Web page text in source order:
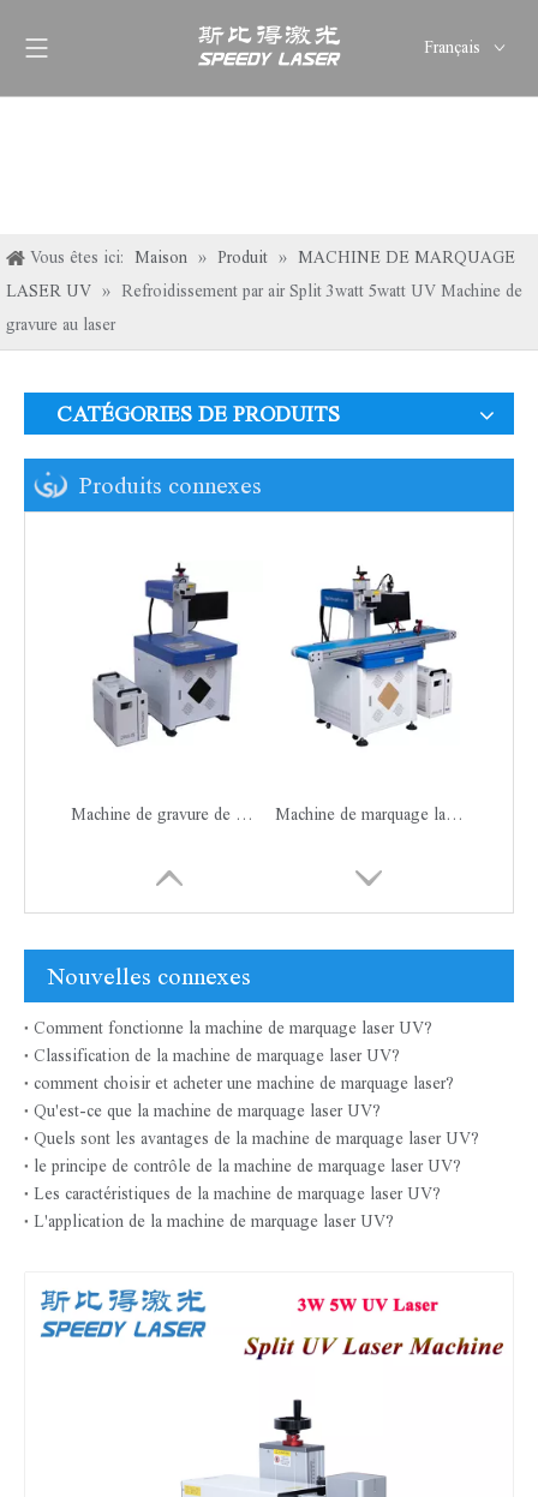
Français
Deutsch
Italiano
Vous êtes ici: Maison » Produit » MACHINE DE MARQUAGE
LASER UV »
Refroidissement par air Split 3watt 5watt UV Machine de
gravure au laser
CATÉGORIES DE PRODUITS
Produits connexes
Machine de gravure de marquage laser UV de bureau 5 watts Machine de marquage laser UV pour caméra CCD
machine de marquage laser UV volant avec convoyeur Machine de gravure laser à fibre chinoise 30W pour le métal
Nouvelles connexes
Comment fonctionne la machine de marquage laser UV?
Classification de la machine de marquage laser UV?
comment choisir et acheter une machine de marquage laser?
Qu'est-ce que la machine de marquage laser UV?
Quels sont les avantages de la machine de marquage laser UV?
le principe de contrôle de la machine de marquage laser UV?
Les caractéristiques de la machine de marquage laser UV?
L'application de la machine de marquage laser UV?